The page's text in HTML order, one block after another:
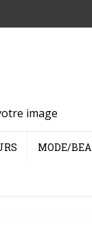
image
MODE/